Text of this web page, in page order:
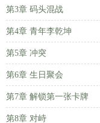
第3章 码头混战
第4章 青年李乾坤
第5章 冲突
第6章 生日聚会
第7章 解锁第一张卡牌
第8章 对峙